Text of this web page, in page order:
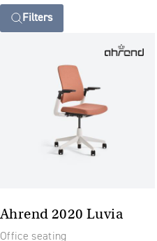
Filters
Ahrend 2020 Luvia
Office seating